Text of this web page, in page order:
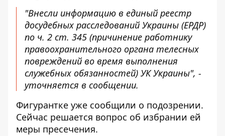
"Внесли информацию в единый реестр
досудебных расследований Украины (ЕРДР)
по ч. 2 ст. 345 (причинение работнику
правоохранительного органа телесных
повреждений во время выполнения
служебных обязанностей) УК Украины", -
уточняется в сообщении.
Фигурантке уже сообщили о подозрении.
Сейчас решается вопрос об избрании ей
меры пресечения.